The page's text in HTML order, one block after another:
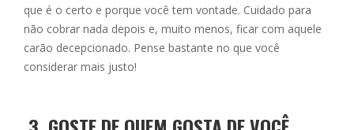
que é o certo e porque você tem vontade. Cuidado para
não cobrar nada depois e, muito menos, ficar com aquele
carão decepcionado. Pense bastante no que você
considerar mais justo!